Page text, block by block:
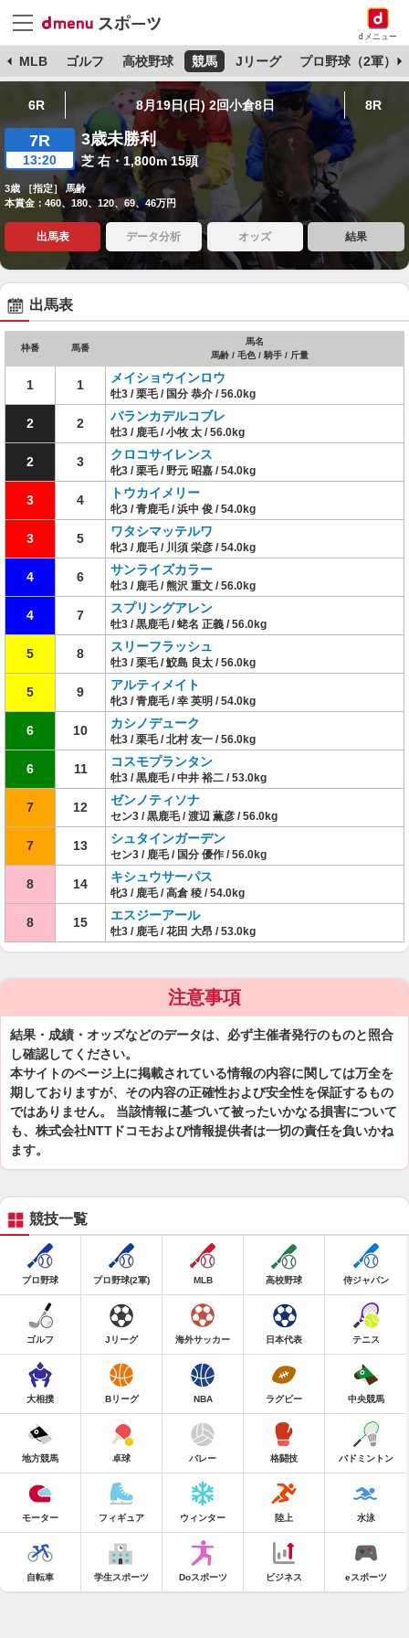
dメニュー
MLB ゴルフ 高校野球 競馬 Jリーグ プロ野球（2軍）
6R 8月19日(日) 2回小倉8日 8R
7R
13:20
3歳未勝利
芝 右・1,800m 15頭
3歳 ［指定］ 馬齢
本賞金：460、180、120、69、46万円
出馬表 データ分析 オッズ 結果
出馬表
枠番 馬番
馬名
馬齢 / 毛色 / 騎手 / 斤量
1 1 メイショウインロウ
牡3 / 栗毛 / 国分 恭介 / 56.0kg
2 2 バランカデルコブレ
牡3 / 鹿毛 / 小牧 太 / 56.0kg
2 3 クロコサイレンス
牝3 / 栗毛 / 野元 昭嘉 / 54.0kg
3 4 トウカイメリー
牝3 / 青鹿毛 / 浜中 俊 / 54.0kg
3 5 ワタシマッテルワ
牝3 / 鹿毛 / 川須 栄彦 / 54.0kg
4 6 サンライズカラー
牡3 / 鹿毛 / 熊沢 重文 / 56.0kg
4 7 スプリングアレン
牡3 / 黒鹿毛 / 蛯名 正義 / 56.0kg
5 8 スリーフラッシュ
牡3 / 栗毛 / 鮫島 良太 / 56.0kg
5 9 アルティメイト
牝3 / 青鹿毛 / 幸 英明 / 54.0kg
6 10 カシノデューク
牡3 / 栗毛 / 北村 友一 / 56.0kg
6 11 コスモプランタン
牡3 / 黒鹿毛 / 中井 裕二 / 53.0kg
7 12 ゼンノティソナ
セン3 / 黒鹿毛 / 渡辺 薫彦 / 56.0kg
7 13 シュタインガーデン
セン3 / 鹿毛 / 国分 優作 / 56.0kg
8 14 キシュウサーパス
牝3 / 鹿毛 / 高倉 稜 / 54.0kg
8 15 エスジーアール
牡3 / 鹿毛 / 花田 大昂 / 53.0kg
注意事項
結果・成績・オッズなどのデータは、必ず主催者発行のものと照合
し確認してください。
本サイトのページ上に掲載されている情報の内容に関しては万全を
期しておりますが、その内容の正確性および安全性を保証するもの
ではありません。 当該情報に基づいて被ったいかなる損害について
も、株式会社NTTドコモおよび情報提供者は一切の責任を負いかね
ます。
競技一覧
プロ野球 プロ野球(2軍) MLB 高校野球 侍ジャパン
ゴルフ Jリーグ 海外サッカー 日本代表 テニス
大相撲 Bリーグ NBA ラグビー 中央競馬
地方競馬 卓球 バレー 格闘技 バドミントン
モーター フィギュア ウィンター 陸上 水泳
自転車 学生スポーツ Doスポーツ ビジネス eスポーツ